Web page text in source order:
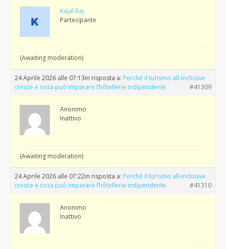
Kajal Raj
Partecipante
(Awaiting moderation)
24 Aprile 2026 alle 07:13in risposta a: Perché il turismo all-inclusive
cresce e cosa può imparare l’hôtellerie indipendente
#41309
Anonimo
Inattivo
(Awaiting moderation)
24 Aprile 2026 alle 07:22in risposta a: Perché il turismo all-inclusive
cresce e cosa può imparare l’hôtellerie indipendente
#41310
Anonimo
Inattivo